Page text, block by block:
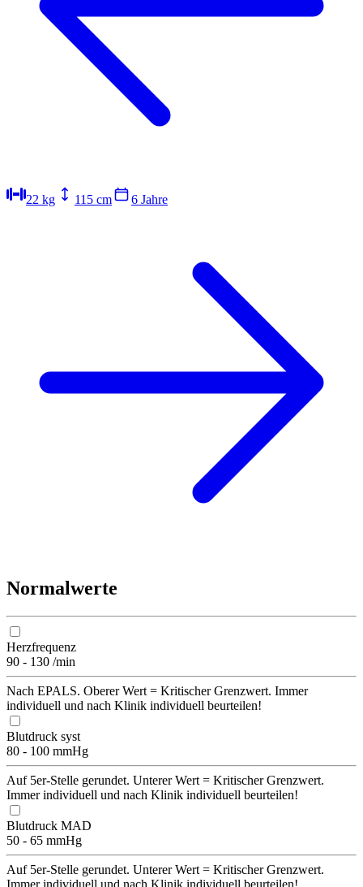
22 kg 115 cm 6 Jahre
Normalwerte
Herzfrequenz
90 - 130 /min
Nach EPALS. Oberer Wert = Kritischer Grenzwert. Immer
individuell und nach Klinik individuell beurteilen!
Blutdruck syst
80 - 100 mmHg
Auf 5er-Stelle gerundet. Unterer Wert = Kritischer Grenzwert.
Immer individuell und nach Klinik individuell beurteilen!
Blutdruck MAD
50 - 65 mmHg
Auf 5er-Stelle gerundet. Unterer Wert = Kritischer Grenzwert.
Immer individuell und nach Klinik individuell beurteilen!